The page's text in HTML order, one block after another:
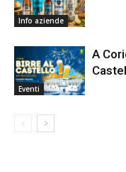
Info aziende
Eventi
A